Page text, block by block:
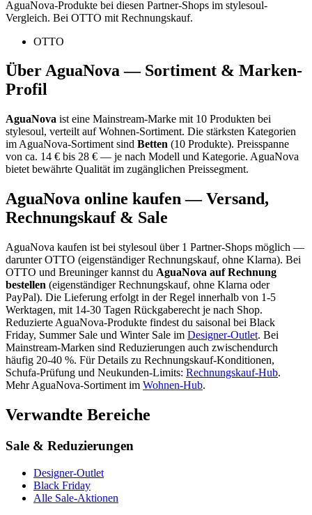
AguaNova-Produkte bei diesen Partner-Shops im stylesoul-
Vergleich. Bei OTTO mit Rechnungskauf.
OTTO
ÜberAguaNova— Sortiment & Marken-
Profil
AguaNova ist eine Mainstream-Marke mit 10 Produkten bei
stylesoul, verteilt auf Wohnen-Sortiment. Die stärksten Kategorien
im AguaNova-Sortiment sind Betten (10 Produkte). Preisspanne
von ca. 14 € bis 28 € — je nach Modell und Kategorie. AguaNova
bietet bewährte Qualität im zugänglichen Preissegment.
AguaNova online kaufen — Versand,
Rechnungskauf & Sale
AguaNova kaufen ist bei stylesoul über 1 Partner-Shops möglich —
darunterOTTO (eigenständiger Rechnungskauf, ohne Klarna). Bei
OTTO und Breuninger kannst du AguaNova auf Rechnung
bestellen (eigenständiger Rechnungskauf, ohne Klarna oder
PayPal). Die Lieferung erfolgt in der Regel innerhalb von 1-5
Werktagen, mit 14-30 Tagen Rückgaberecht je nach Shop.
Reduzierte AguaNova-Produkte findest du saisonal bei Black
Friday, Summer Sale und Winter Sale im Designer-Outlet. Bei
Mainstream-Marken sind Reduzierungen auch zwischendurch
häufig 20-40 %. Für Details zu Rechnungskauf-Konditionen,
Schufa-Prüfung und Neukunden-Limits: Rechnungskauf-Hub.
MehrAguaNova-Sortiment im Wohnen-Hub.
Verwandte Bereiche
Sale & Reduzierungen
Designer-Outlet
Black Friday
Alle Sale-Aktionen